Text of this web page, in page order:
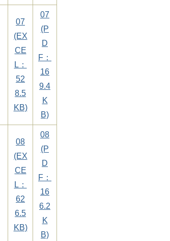
07
(EX
CE
L：
52
8.5
KB)
07
(P
D
F：
16
9.4
K
B)
08
(EX
CE
L：
62
6.5
KB)
08
(P
D
F：
16
6.2
K
B)